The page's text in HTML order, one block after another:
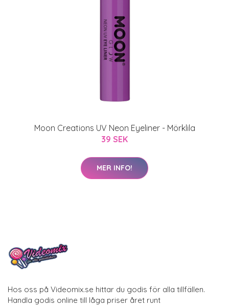
Moon Creations UV Neon Eyeliner - Mörklila
39 SEK
MER INFO!
Hos oss på Videomix.se hittar du godis för alla tillfällen.
Handla godis online till låga priser året runt